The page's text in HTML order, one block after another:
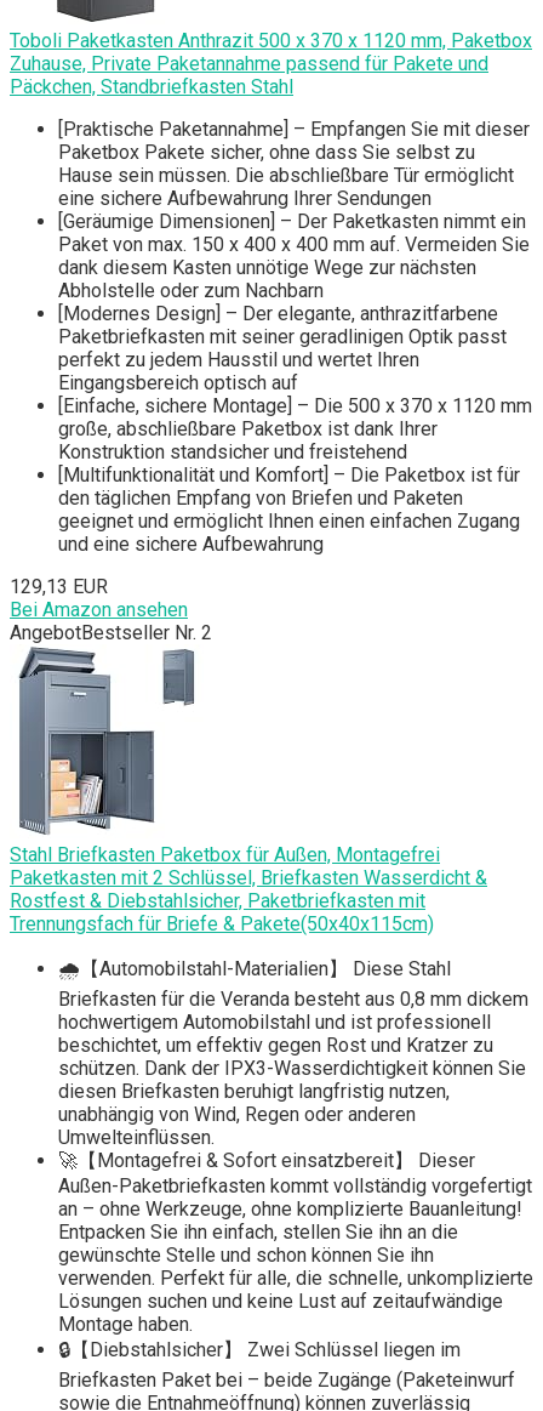
Toboli Paketkasten Anthrazit 500 x 370 x 1120 mm, Paketbox
Zuhause, Private Paketannahme passend für Pakete und
Päckchen, Standbriefkasten Stahl
[Praktische Paketannahme] – Empfangen Sie mit dieser
Paketbox Pakete sicher, ohne dass Sie selbst zu
Hause sein müssen. Die abschließbare Tür ermöglicht
eine sichere Aufbewahrung Ihrer Sendungen
[Geräumige Dimensionen] – Der Paketkasten nimmt ein
Paket von max. 150 x 400 x 400 mm auf. Vermeiden Sie
dank diesem Kasten unnötige Wege zur nächsten
Abholstelle oder zum Nachbarn
[Modernes Design] – Der elegante, anthrazitfarbene
Paketbriefkasten mit seiner geradlinigen Optik passt
perfekt zu jedem Hausstil und wertet Ihren
Eingangsbereich optisch auf
[Einfache, sichere Montage] – Die 500 x 370 x 1120 mm
große, abschließbare Paketbox ist dank Ihrer
Konstruktion standsicher und freistehend
[Multifunktionalität und Komfort] – Die Paketbox ist für
den täglichen Empfang von Briefen und Paketen
geeignet und ermöglicht Ihnen einen einfachen Zugang
und eine sichere Aufbewahrung
129,13 EUR
Bei Amazon ansehen
AngebotBestseller Nr. 2
Stahl Briefkasten Paketbox für Außen, Montagefrei
Paketkasten mit 2 Schlüssel, Briefkasten Wasserdicht &
Rostfest & Diebstahlsicher, Paketbriefkasten mit
Trennungsfach für Briefe & Pakete(50x40x115cm)
🌧️【Automobilstahl-Materialien】 Diese Stahl
Briefkasten für die Veranda besteht aus 0,8 mm dickem
hochwertigem Automobilstahl und ist professionell
beschichtet, um effektiv gegen Rost und Kratzer zu
schützen. Dank der IPX3-Wasserdichtigkeit können Sie
diesen Briefkasten beruhigt langfristig nutzen,
unabhängig von Wind, Regen oder anderen
Umwelteinflüssen.
🚀【Montagefrei & Sofort einsatzbereit】 Dieser
Außen-Paketbriefkasten kommt vollständig vorgefertigt
an – ohne Werkzeuge, ohne komplizierte Bauanleitung!
Entpacken Sie ihn einfach, stellen Sie ihn an die
gewünschte Stelle und schon können Sie ihn
verwenden. Perfekt für alle, die schnelle, unkomplizierte
Lösungen suchen und keine Lust auf zeitaufwändige
Montage haben.
🔒【Diebstahlsicher】 Zwei Schlüssel liegen im
Briefkasten Paket bei – beide Zugänge (Paketeinwurf
sowie die Entnahmeöffnung) können zuverlässig